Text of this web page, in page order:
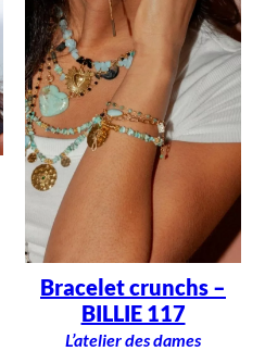
Bracelet crunchs –
BILLIE 117
L’atelier des dames